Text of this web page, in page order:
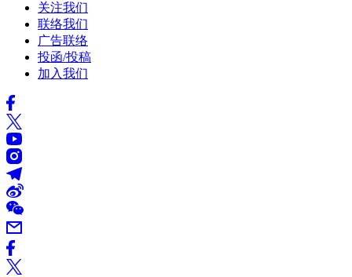
关注我们
联络我们
广告联络
投函/投稿
加入我们